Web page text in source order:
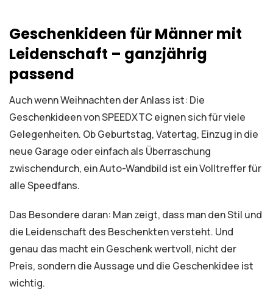
Geschenkideen für Männer mit
Leidenschaft – ganzjährig
passend
Auch wenn Weihnachten der Anlass ist: Die
Geschenkideen von SPEEDXTC eignen sich für viele
Gelegenheiten. Ob Geburtstag, Vatertag, Einzug in die
neue Garage oder einfach als Überraschung
zwischendurch, ein Auto-Wandbild ist ein Volltreffer für
alle Speedfans.
Das Besondere daran: Man zeigt, dass man den Stil und
die Leidenschaft des Beschenkten versteht. Und
genau das macht ein Geschenk wertvoll, nicht der
Preis, sondern die Aussage und die Geschenkidee ist
wichtig.